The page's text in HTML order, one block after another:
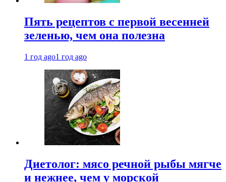
Пять рецептов с первой весенней
зеленью, чем она полезна
1 год ago1 год ago
Диетолог: мясо речной рыбы мягче
и нежнее, чем у морской